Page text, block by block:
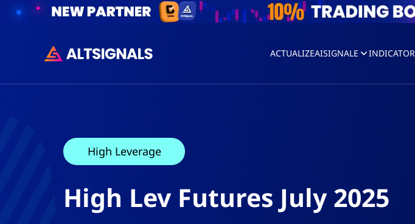
ACTUALIZEAISIGNALE INDICATOR
High Leverage
High Lev Futures July 2025